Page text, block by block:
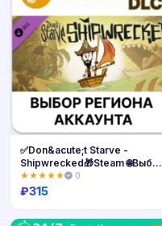
✅Don&acute;t Starve -
Shipwrecked🎁Steam 🌐Выбор
региона
★★★★★ 0
₽315